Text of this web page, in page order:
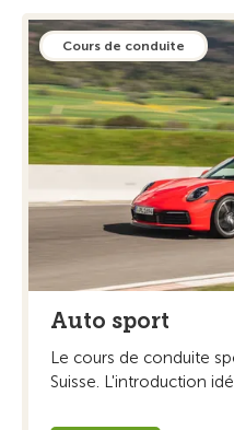
Cours de conduite
Auto sport
Le cours de conduite
Suisse. L'introduction